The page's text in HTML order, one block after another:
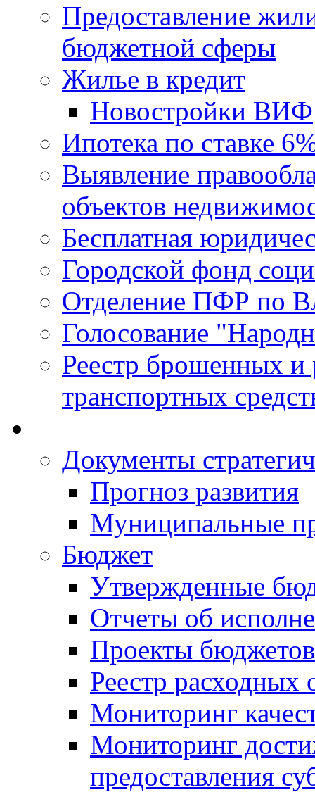
Предоставление
бюджетной сферы
Жилье в кредит
Новостройки ВИФ
Ипотека по ставке
Выявление
объектов
Бесплатная
Городской фонд
Отделение ПФР по
Голосование
Реестр брошенных и
транспортных
Документы
Прогноз развития
Муниципальные
Бюджет
Утвержденные
Отчеты об
Проекты бюджетов
Реестр расходных
Мониторинг
Мониторинг
предоставления